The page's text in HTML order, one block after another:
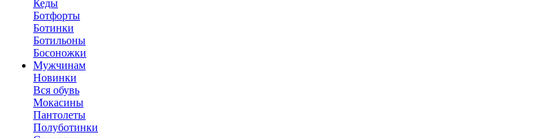
Кеды
Ботфорты
Ботинки
Ботильоны
Босоножки
Мужчинам
Новинки
Вся обувь
Мокасины
Пантолеты
Полуботинки